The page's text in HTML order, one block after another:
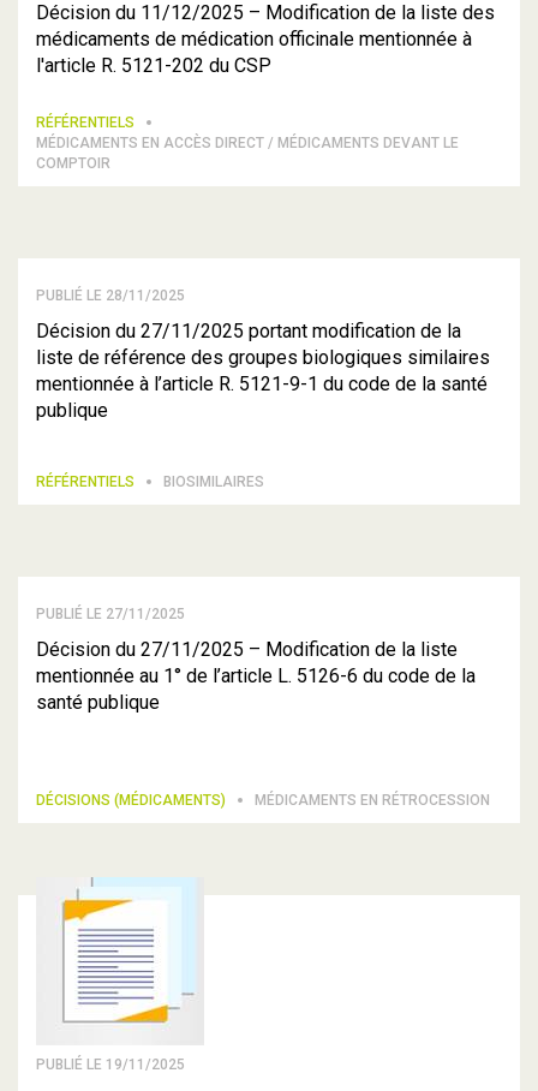
Décision du 11/12/2025 – Modification de la liste des
médicaments de médication officinale mentionnée à
l'article R. 5121-202 du CSP
RÉFÉRENTIELS
MÉDICAMENTS EN ACCÈS DIRECT / MÉDICAMENTS DEVANT LE
COMPTOIR
PUBLIÉ LE 28/11/2025
Décision du 27/11/2025 portant modification de la
liste de référence des groupes biologiques similaires
mentionnée à l’article R. 5121-9-1 du code de la santé
publique
RÉFÉRENTIELS BIOSIMILAIRES
PUBLIÉ LE 27/11/2025
Décision du 27/11/2025 – Modification de la liste
mentionnée au 1° de l’article L. 5126-6 du code de la
santé publique
DÉCISIONS (MÉDICAMENTS) MÉDICAMENTS EN RÉTROCESSION
PUBLIÉ LE 19/11/2025